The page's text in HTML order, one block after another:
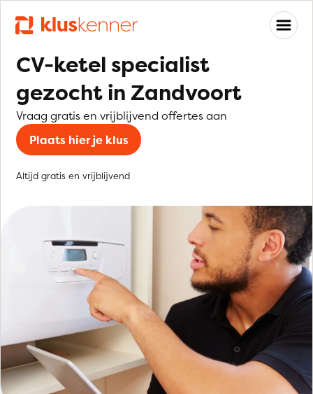
CV-ketel specialist
gezocht in Zandvoort
Vraag gratis en vrijblijvend offertes aan
Plaats hier je klus
Altijd gratis en vrijblijvend